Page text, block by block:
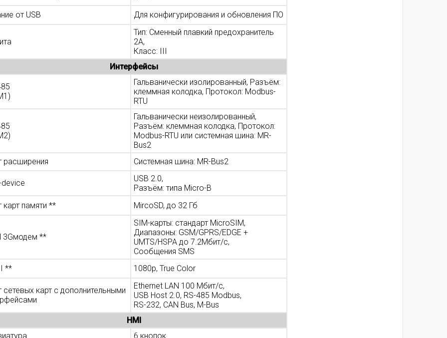
от USB
Для конфигурирования и обновления ПО
Тип: Сменный плавкий предохранитель
2А,
Класс: III
Интерфейсы
Гальванически изолированный, Разъём:
клеммная колодка, Протокол: Modbus-
RTU
Гальванически неизолированный,
Разъём: клеммная колодка, Протокол:
Modbus-RTU или системная шина: MR-
Bus2
расширения
Системная шина: MR-Bus2
device
USB 2.0,
Разъём: типа Micro-B
карт памяти **
MircoSD, до 32 Гб
3Gмодем **
SIM-карты: стандарт MicroSIM,
Диапазоны: GSM/GPRS/EDGE +
UMTS/HSPA до 7.2Мбит/с,
Сообщения SMS
**
1080p, True Color
сетевых карт с дополнительными
Ethernet LAN 100 Мбит/с,
USB Host 2.0, RS-485 Modbus,
RS-232, CAN Bus, M-Bus
HMI
6 кнопок